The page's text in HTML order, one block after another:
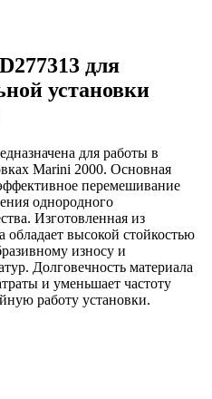
для
установки
для работы в
Marini 2000. Основная
перемешивание
однородного
Изготовленная из
обладает высокой стойкостью
износу и
Долговечность материала
и уменьшает частоту
работу установки.